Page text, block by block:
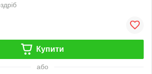
Купити
або